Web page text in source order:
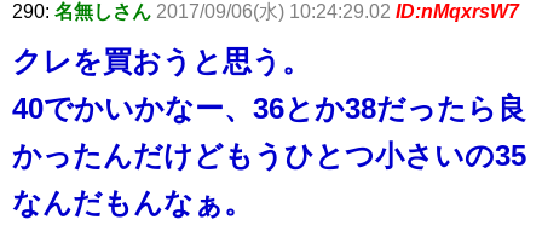
290: 名無しさん 2017/09/06(水) 10:24:29.02 ID:nMqxrsW7
クレを買おうと思う。
40でかいかなー、36とか38だったら良
かったんだけどもうひとつ小さいの35
なんだもんなぁ。